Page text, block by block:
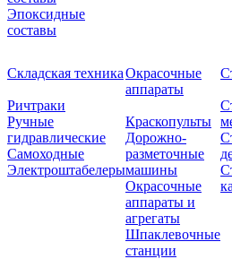
Эпоксидные
составы
Складская техника
Ричтраки
Ручные
гидравлические
Самоходные
Электроштабелеры
Окрасочные
аппараты
Краскопульты
Дорожно-
разметочные
машины
Окрасочные
аппараты и
агрегаты
Шпаклевочные
станции